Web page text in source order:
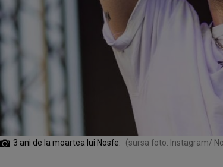
3 ani de la moartea lui Nosfe. (sursa foto: Instagram/